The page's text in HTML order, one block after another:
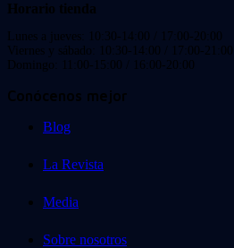
Horario tienda
Lunes a jueves: 10:30-14:00 / 17:00-20:00
Viernes y sábado: 10:30-14:00 / 17:00-21:00
Domingo: 11:00-15:00 / 16:00-20:00
Conócenos mejor
Blog
La Revista
Media
Sobre nosotros